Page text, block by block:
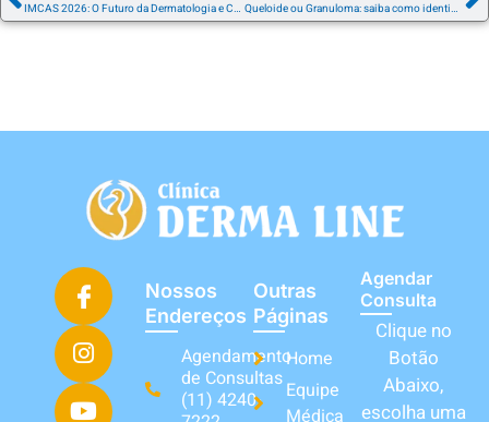
IMCAS 2026: O Futuro da Dermatologia e Cirurgia Plástica Começa Aqui Queloide ou Granuloma: saiba como identificar
Nossos
Endereços
Agendamento
de Consultas
(11) 4240-
Outras
Páginas
Home
Equipe
Agendar
Consulta
Clique no
Botão
Abaixo,
escolha uma